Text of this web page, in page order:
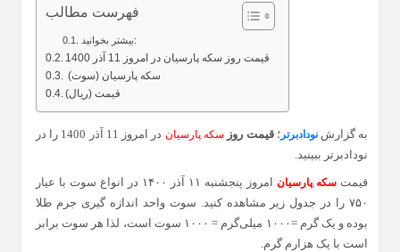
فهرست مطالب
بیشتر بخوانید:
قیمت روز سکه پارسیان در امروز 11 آذر 1400
سکه پارسیان (سوت)
قیمت (ریال)
به گزارش نودادبرتر ؛ قیمت روز سکه پارسیان
در امروز 11 آذر 1400 را در
نودادبرتر ببینید.
قیمتسکه پارسیان
امروز پنجشنبه ۱۱ آذر ۱۴۰۰ در انواع سوت با عیار
۷۵۰ را در جدول زیر مشاهده کنید. سوت واحد اندازه گیری جرم طلا
بوده و یک گرم =۱۰۰۰ میلی‌گرم = ۱۰۰۰ سوت است، لذا هر سوت برابر
است با یک هزارم گرم.